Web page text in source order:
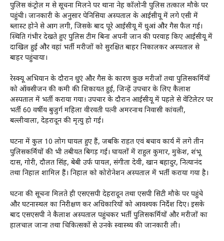
पुलिस कंट्रोल रूम से सूचना मिलने पर थाना नेहरू कॉलोनी पुलिस तत्काल मौके पर
पहुंची। जानकारी के अनुसार पेनिसिया अस्पताल के आईसीयू में लगे एसी में
ब्लास्ट होने से आग लगी, जिसके बाद पूरे आईसीयू में धुआं और गैस फैल गई।
स्थिति गंभीर देखते हुए पुलिस टीम बिना अपनी जान की परवाह किए आईसीयू में
दाखिल हुई और वहां भर्ती मरीजों को सुरक्षित बाहर निकालकर अस्पताल से
बाहर पहुंचाया।
रेस्क्यू अभियान के दौरान धुएं और गैस के कारण कुछ मरीजों तथा पुलिसकर्मियों
को ऑक्सीजन की कमी की शिकायत हुई, जिन्हें उपचार के लिए कैलाश
अस्पताल में भर्ती कराया गया। उपचार के दौरान आईसीयू में पहले से वेंटिलेटर पर
भर्ती 60 वर्षीय बुजुर्ग महिला वीरवती पत्नी अमरनाथ निवासी कांवली,
बल्लीवाला, देहरादून की मृत्यु हो गई।
घटना में कुल 10 लोग घायल हुए हैं, जबकि राहत एवं बचाव कार्य में लगे तीन
पुलिसकर्मियों की भी तबीयत बिगड़ गई। घायलों में राहुल कुमार, मुकेश, शंभू
दास, गोरी, दौलत सिंह, बेबी उर्फ पायल, संगीता देवी, खान बहादुर, नित्यानंद
तथा निहाल शामिल हैं। निहाल को कोरोनेशन अस्पताल में भर्ती कराया गया है।
घटना की सूचना मिलते ही एसएसपी देहरादून तथा एसपी सिटी मौके पर पहुंचे
और घटनास्थल का निरीक्षण कर अधिकारियों को आवश्यक निर्देश दिए। इसके
बाद एसएसपी ने कैलाश अस्पताल पहुंचकर भर्ती पुलिसकर्मियों और मरीजों का
हालचाल जाना तथा चिकित्सकों से उनके स्वास्थ्य की जानकारी ली।